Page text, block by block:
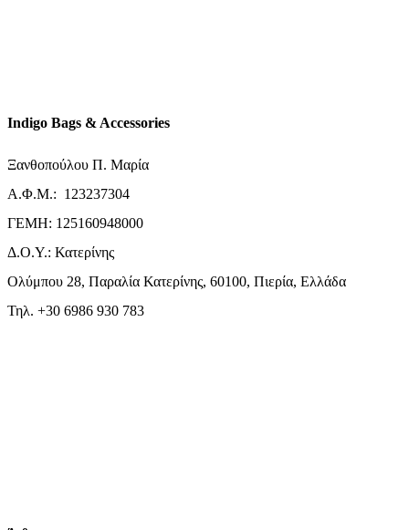
Indigo Bags & Accessories
Ξανθοπούλου Π. Μαρία
Α.Φ.Μ.: 123237304
ΓΕΜΗ: 125160948000
Δ.Ο.Υ.: Κατερίνης
Ολύμπου 28, Παραλία Κατερίνης, 60100, Πιερία, Ελλάδα
Τηλ. +30 6986 930 783